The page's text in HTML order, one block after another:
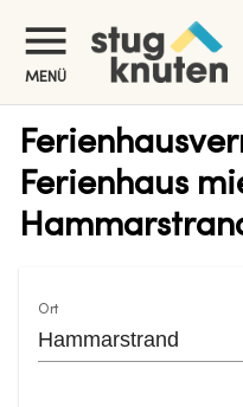
MENÜ
Ferienhaus
Ort